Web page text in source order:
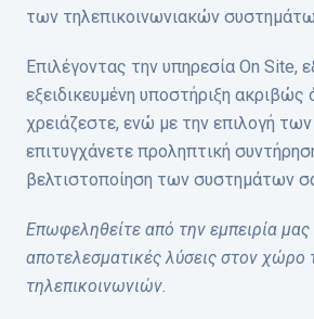
των τηλεπικοινωνιακών
Επιλέγοντας την υπηρεσία On Site,
εξειδικευμένη υποστήριξη ακριβώς
χρειάζεστε, ενώ με την επιλογή
επιτυγχάνετε προληπτική
βελτιστοποίηση των συστημάτων
Επωφεληθείτε από την εμπειρία μας
αποτελεσματικές λύσεις στον χώρο
τηλεπικοινωνιών.